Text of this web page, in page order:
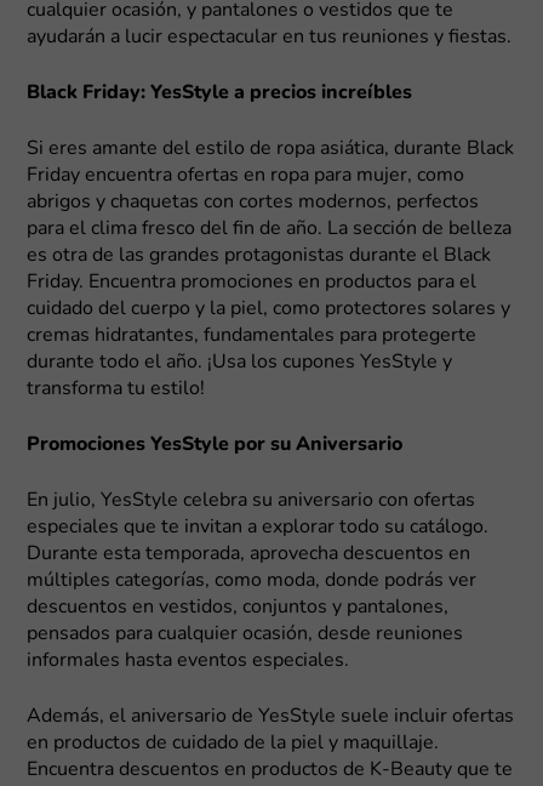
cualquier ocasión, y pantalones o vestidos que te
ayudarán a lucir espectacular en tus reuniones y fiestas.
Black Friday: YesStyle a precios increíbles
Si eres amante del estilo de ropa asiática, durante Black
Friday encuentra ofertas en ropa para mujer, como
abrigos y chaquetas con cortes modernos, perfectos
para el clima fresco del fin de año. La sección de belleza
es otra de las grandes protagonistas durante el Black
Friday. Encuentra promociones en productos para el
cuidado del cuerpo y la piel, como protectores solares y
cremas hidratantes, fundamentales para protegerte
durante todo el año. ¡Usa los cupones YesStyle y
transforma tu estilo!
Promociones YesStyle por su Aniversario
En julio, YesStyle celebra su aniversario con ofertas
especiales que te invitan a explorar todo su catálogo.
Durante esta temporada, aprovecha descuentos en
múltiples categorías, como moda, donde podrás ver
descuentos en vestidos, conjuntos y pantalones,
pensados para cualquier ocasión, desde reuniones
informales hasta eventos especiales.
Además, el aniversario de YesStyle suele incluir ofertas
en productos de cuidado de la piel y maquillaje.
Encuentra descuentos en productos de K-Beauty que te